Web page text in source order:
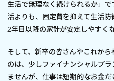
生活で無理なく続けられるか」
活よりも、固定費を抑えて生活防
2年目以降の家計が安定しやすくな
そして、新卒の皆さんやこれか
のは、少しファイナンシャルプ
ませんが、仕事は短期的なお金